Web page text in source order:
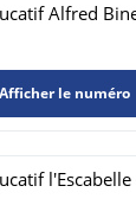
Alfred
Afficher le numéro
l'Escabelle